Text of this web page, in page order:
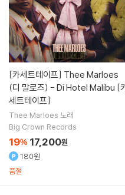
[카세트테이프] Thee Marloes
(디 말로즈) - Di Hotel Malibu [
세트테이프]
Thee Marloes 노래
Big Crown Records
19% 17,200원
180원
품절